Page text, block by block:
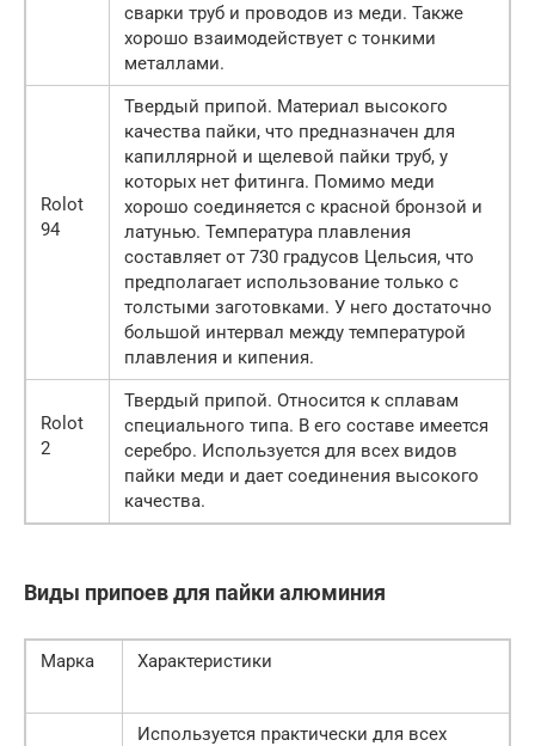
сварки труб и проводов из меди. Также
хорошо взаимодействует с тонкими
металлами.
Rolot
94
Твердый припой. Материал высокого
качества пайки, что предназначен для
капиллярной и щелевой пайки труб, у
которых нет фитинга. Помимо меди
хорошо соединяется с красной бронзой и
латунью. Температура плавления
составляет от 730 градусов Цельсия, что
предполагает использование только с
толстыми заготовками. У него достаточно
большой интервал между температурой
плавления и кипения.
Rolot
2
Твердый припой. Относится к сплавам
специального типа. В его составе имеется
серебро. Используется для всех видов
пайки меди и дает соединения высокого
качества.
Виды припоев для пайки алюминия
Марка Характеристики
Используется практически для всех